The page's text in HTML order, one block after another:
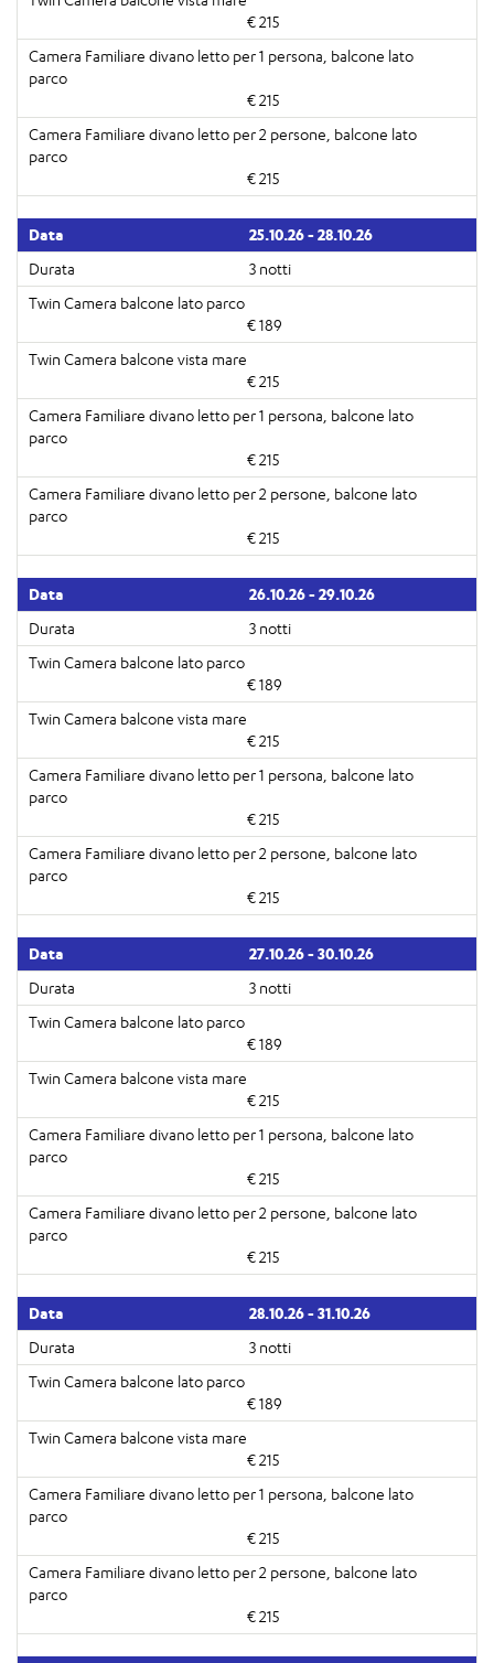
€ 215
€ 215
€ 215
25.10.26 - 28.10.26
3 notti
€ 189
€ 215
€ 215
€ 215
26.10.26 - 29.10.26
3 notti
€ 189
€ 215
€ 215
€ 215
27.10.26 - 30.10.26
3 notti
€ 189
€ 215
€ 215
€ 215
28.10.26 - 31.10.26
3 notti
€ 189
€ 215
€ 215
€ 215